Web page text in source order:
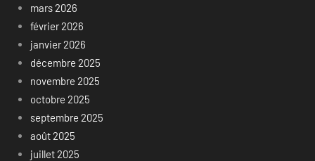
mars 2026
février 2026
janvier 2026
décembre 2025
novembre 2025
octobre 2025
septembre 2025
août 2025
juillet 2025